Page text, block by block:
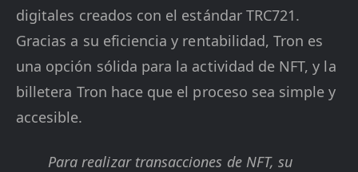
digitales creados con el estándar TRC721.
Gracias a su eficiencia y rentabilidad, Tron es
una opción sólida para la actividad de NFT, y la
billetera Tron hace que el proceso sea simple y
accesible.
Para realizar transacciones de NFT, su